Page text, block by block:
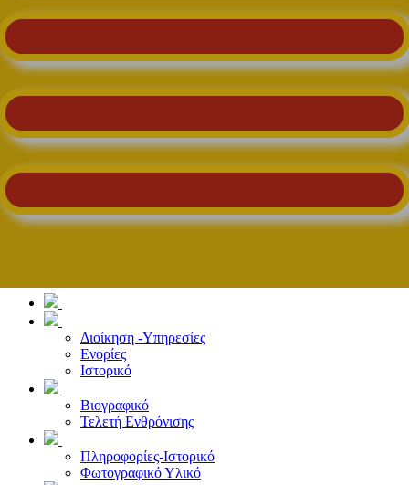
Διοίκηση -Υπηρεσίες
Ενορίες
Ιστορικό
Βιογραφικό
Τελετή Ενθρόνισης
Πληροφορίες-Ιστορικό
Φωτογραφικό Υλικό